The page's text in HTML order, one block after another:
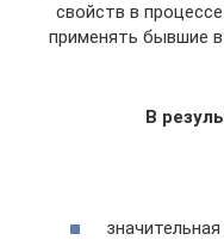
свойств в
применять бывшие
В